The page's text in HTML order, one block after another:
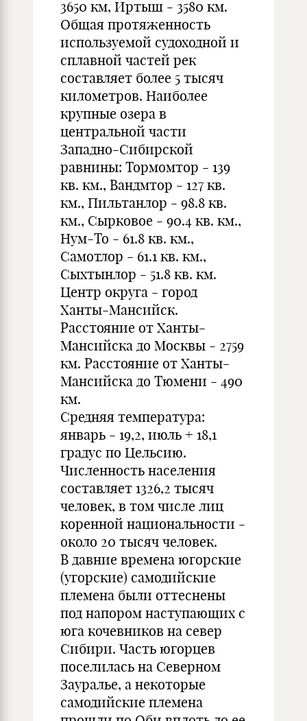
3650 км, Иртыш - 3580 км.
Общая протяженность
используемой судоходной и
сплавной частей рек
составляет более 5 тысяч
километров. Наиболее
крупные озера в
центральной части
Западно-Сибирской
равнины: Тормомтор - 139
кв. км., Вандмтор - 127 кв.
км., Пильтанлор - 98.8 кв.
км., Сырковое - 90.4 кв. км.,
Нум-То - 61.8 кв. км.,
Самотлор - 61.1 кв. км.,
Сыхтынлор - 51.8 кв. км.
Центр округа - город
Ханты-Мансийск.
Расстояние от Ханты-
Мансийска до Москвы - 2759
км. Расстояние от Ханты-
Мансийска до Тюмени - 490
км.
Средняя температура:
январь - 19,2, июль + 18,1
градус по Цельсию.
Численность населения
составляет 1326,2 тысяч
человек, в том числе лиц
коренной национальности -
около 20 тысяч человек.
В давние времена югорские
(угорские) самодийские
племена были оттеснены
под напором наступающих с
юга кочевников на север
Сибири. Часть югорцев
поселилась на Северном
Зауралье, а некоторые
самодийские племена